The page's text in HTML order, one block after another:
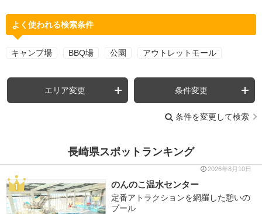
よく使われる検索条件
キャンプ場 BBQ場 公園 アウトレットモール
エリア変更 条件変更
条件を変更して検索
長崎県スポットランキング
2026年8月10日
のんのこ温水センター
定番アトラクションを網羅した憩いの
プール